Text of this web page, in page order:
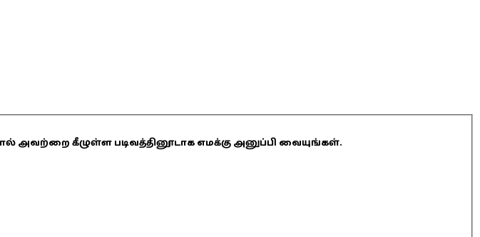
அவற்றை கீழுள்ள படிவத்தினூடாக எமக்கு அனுப்பி வையுங்கள்.